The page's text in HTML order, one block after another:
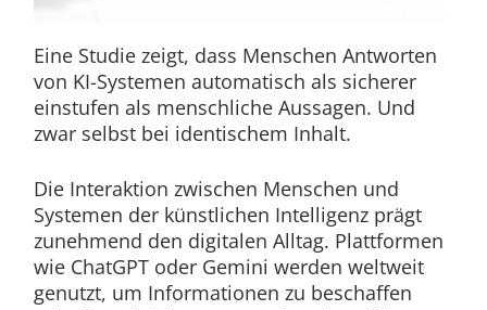
Eine Studie zeigt, dass Menschen Antworten
von KI-Systemen automatisch als sicherer
einstufen als menschliche Aussagen. Und
zwar selbst bei identischem Inhalt.
Die Interaktion zwischen Menschen und
Systemen der künstlichen Intelligenz prägt
zunehmend den digitalen Alltag. Plattformen
wie ChatGPT oder Gemini werden weltweit
genutzt, um Informationen zu beschaffen